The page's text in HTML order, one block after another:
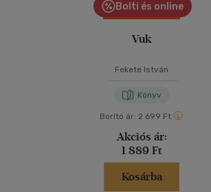
Bolti és online
Vuk
Fekete István
Könyv
Borító ár: 2 699 Ft
Akciós ár:
1 889 Ft
Kosárba